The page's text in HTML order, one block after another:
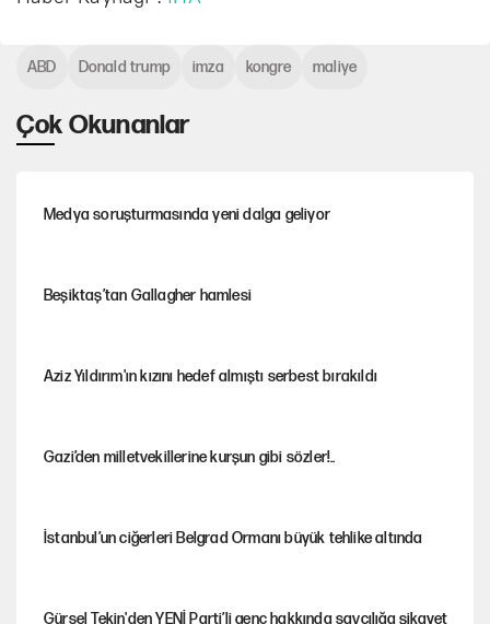
Çok Okunanlar
Medya soruşturmasında yeni dalga geliyor
Beşiktaş’tan Gallagher hamlesi
Aziz Yıldırım'ın kızını hedef almıştı serbest bırakıldı
Gazi’den milletvekillerine kurşun gibi sözler!..
İstanbul’un ciğerleri Belgrad Ormanı büyük tehlike altında
Gürsel Tekin'den YENİ Parti’li genç hakkında savcılığa şikayet
ABD Donald trump imza kongre maliye